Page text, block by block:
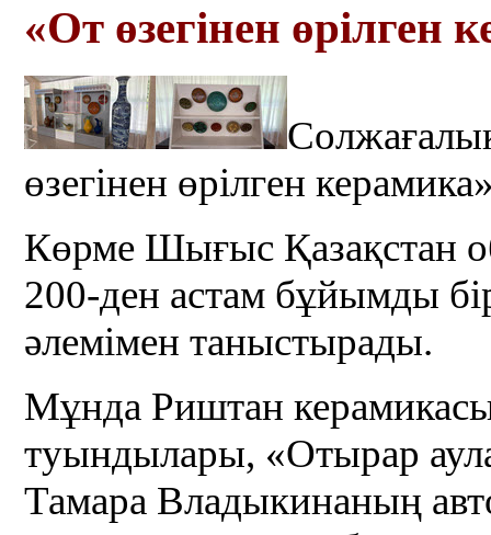
«От өзегінен өрілген
өзегінен өрілген
Көрме Шығыс Қазақстан
200-ден астам бұйымды
әлемімен таныстырады.
Мұнда Риштан
туындылары, «Отырар
Тамара Владыкинаның